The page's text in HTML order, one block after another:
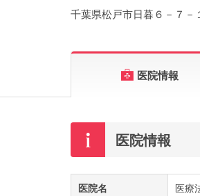
千葉県松戸市日暮６－７－
医院情報
医院情報
医院名 医療